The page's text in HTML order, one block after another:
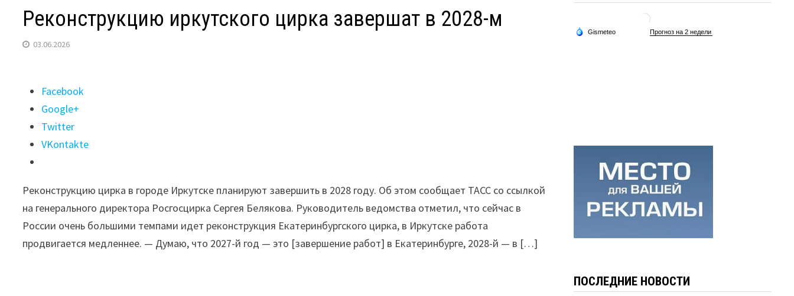
Реконструкцию иркутского цирка завершат в 2028-м
03.06.2026
Поделиться
"Реконструкцию
иркутского
цирка
завершат
2028-
м"
Facebook
Google+
Twitter
VKontakte
Реконструкцию цирка в городе Иркутске планируют завершить в 2028 году. Об этом сообщает ТАСС со ссылкой
на генерального директора Росгосцирка Сергея Белякова. Руководитель ведомства отметил, что сейчас в
России очень большими темпами идет реконструкция Екатеринбургского цирка, в Иркутске работа
продвигается медленнее. — Думаю, что 2027-й год — это [завершение работ] в Екатеринбурге, 2028-й — в […]
ПОСЛЕДНИЕ НОВОСТИ